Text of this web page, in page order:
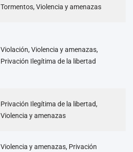
Tormentos, Violencia y amenazas
Violación, Violencia y amenazas,
Privación Ilegítima de la libertad
Privación Ilegítima de la libertad,
Violencia y amenazas
Violencia y amenazas, Privación